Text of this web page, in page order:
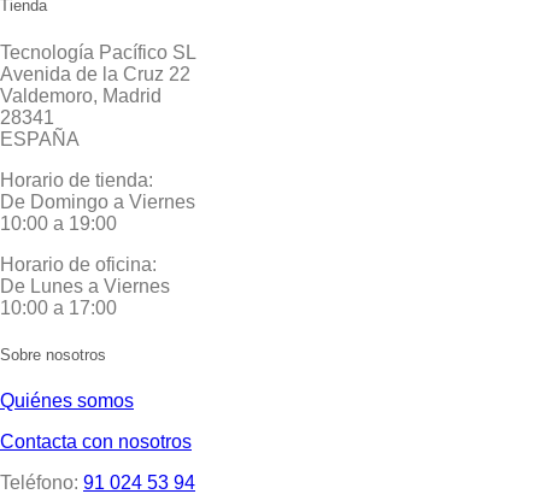
Tienda
Tecnología Pacífico SL
Avenida de la Cruz 22
Valdemoro, Madrid
28341
ESPAÑA
Horario de tienda:
De Domingo a Viernes
10:00 a 19:00
Horario de oficina:
De Lunes a Viernes
10:00 a 17:00
Sobre nosotros
Quiénes somos
Contacta con nosotros
Teléfono: 91 024 53 94